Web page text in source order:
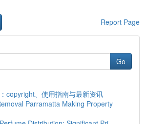
Report Page
Go
copyright、使用指南与最新资讯
Parramatta Making Property